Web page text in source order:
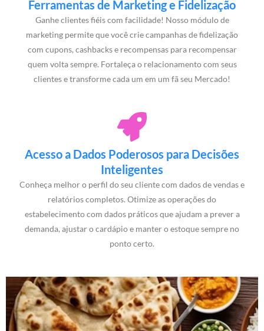
Ferramentas de Marketing e Fidelização
Ganhe clientes fiéis com facilidade! Nosso módulo de
marketing permite que você crie campanhas de fidelização
com cupons, cashbacks e recompensas para recompensar
quem volta sempre. Fortaleça o relacionamento com seus
clientes e transforme cada um em um fã seu Mercado!
Acesso a Dados Poderosos para Decisões
Inteligentes
Conheça melhor o perfil do seu cliente com dados de vendas e
relatórios completos. Otimize as operações do
estabelecimento com dados práticos que ajudam a prever a
demanda, ajustar o cardápio e manter o estoque sempre no
ponto certo.